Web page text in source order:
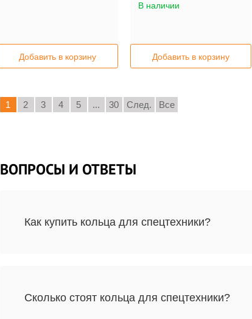
Добавить в корзину
В наличии
Добавить в корзину
1 2 3 4 5 ... 30 След. Все
ВОПРОСЫ И ОТВЕТЫ
Как купить кольца для спецтехники?
Сколько стоят кольца для спецтехники?